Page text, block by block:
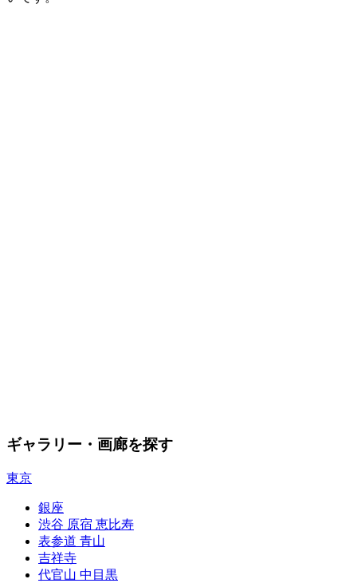
ギャラリー・画廊を探す
東京
銀座
渋谷 原宿 恵比寿
表参道 青山
吉祥寺
代官山 中目黒